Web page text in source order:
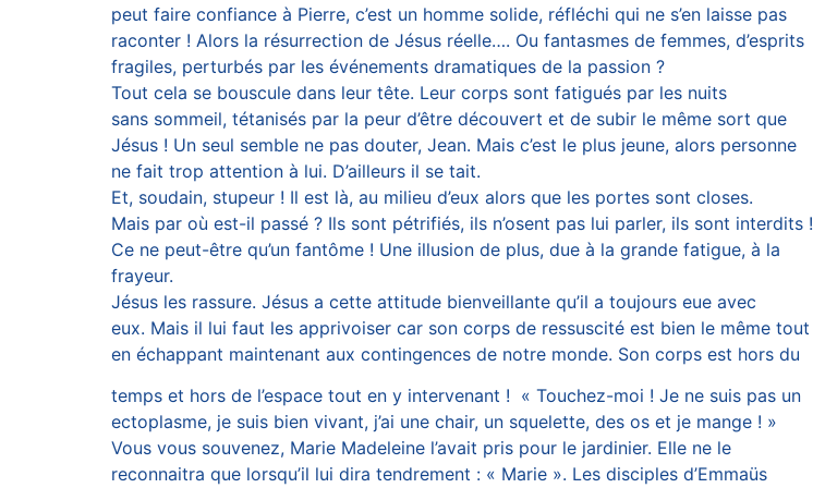
peut faire confiance à Pierre, c’est un homme solide, réfléchi qui ne s’en laisse pas
raconter ! Alors la résurrection de Jésus réelle…. Ou fantasmes de femmes, d’esprits
fragiles, perturbés par les événements dramatiques de la passion ?
Tout cela se bouscule dans leur tête. Leur corps sont fatigués par les nuits
sans sommeil, tétanisés par la peur d’être découvert et de subir le même sort que
Jésus ! Un seul semble ne pas douter, Jean. Mais c’est le plus jeune, alors personne
ne fait trop attention à lui. D’ailleurs il se tait.
Et, soudain, stupeur ! Il est là, au milieu d’eux alors que les portes sont closes.
Mais par où est-il passé ? Ils sont pétrifiés, ils n’osent pas lui parler, ils sont interdits !
Ce ne peut-être qu’un fantôme ! Une illusion de plus, due à la grande fatigue, à la
frayeur.
Jésus les rassure. Jésus a cette attitude bienveillante qu’il a toujours eue avec
eux. Mais il lui faut les apprivoiser car son corps de ressuscité est bien le même tout
en échappant maintenant aux contingences de notre monde. Son corps est hors du
temps et hors de l’espace tout en y intervenant ! « Touchez-moi ! Je ne suis pas un
ectoplasme, je suis bien vivant, j’ai une chair, un squelette, des os et je mange ! »
Vous vous souvenez, Marie Madeleine l’avait pris pour le jardinier. Elle ne le
reconnaitra que lorsqu’il lui dira tendrement : « Marie ». Les disciples d’Emmaüs